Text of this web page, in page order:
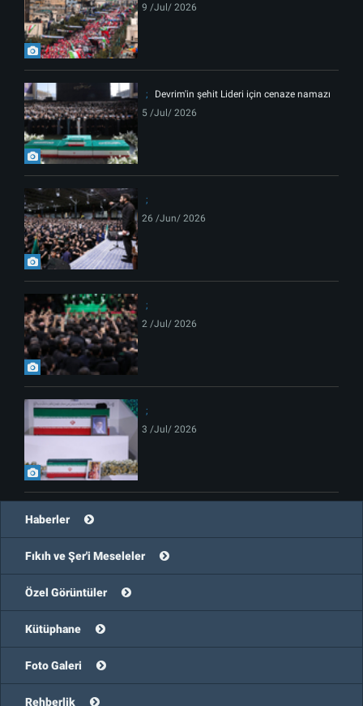
9 /Jul/ 2026
Devrim'in şehit Lideri için cenaze namazı
5 /Jul/ 2026
26 /Jun/ 2026
2 /Jul/ 2026
3 /Jul/ 2026
Haberler
Fıkıh ve Şer'i Meseleler
Özel Görüntüler
Kütüphane
Foto Galeri
Rehberlik